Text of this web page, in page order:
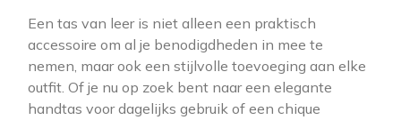
Een tas van leer is niet alleen een praktisch
accessoire om al je benodigdheden in mee te
nemen, maar ook een stijlvolle toevoeging aan elke
outfit. Of je nu op zoek bent naar een elegante
handtas voor dagelijks gebruik of een chique